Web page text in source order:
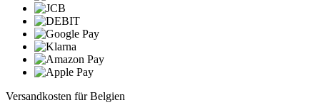
Versandkosten für Belgien